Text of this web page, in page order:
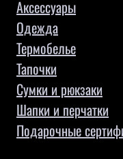
Аксессуары
Одежда
Термобелье
Тапочки
Сумки и рюкзаки
Шапки и перчатки
Подарочные